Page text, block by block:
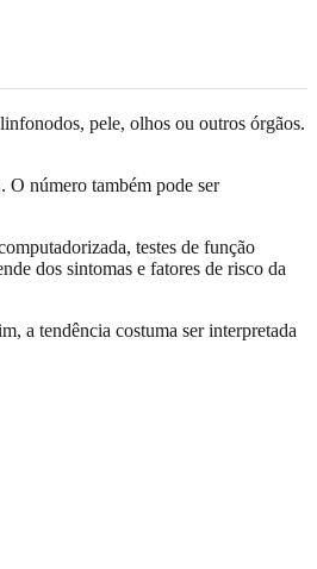
pele, olhos ou outros órgãos.
O número também pode ser
testes de função
dos sintomas e fatores de risco da
a tendência costuma ser interpretada